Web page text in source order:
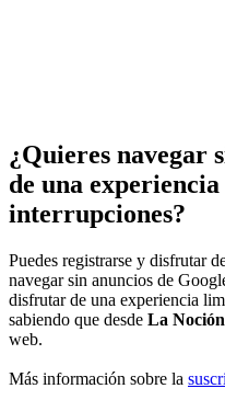
¿Quieres navegar
de una
interrupciones?
Puedes registrarse y disfrutar
navegar sin anuncios de
disfrutar de una experiencia
sabiendo que desde La Noción
web.
Más información sobre la